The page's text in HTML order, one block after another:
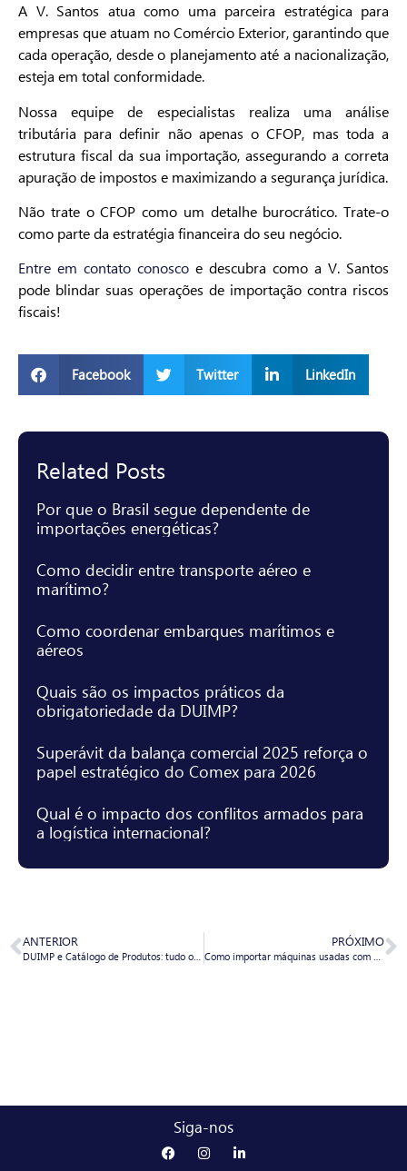
A V. Santos atua como uma parceira estratégica para
empresas que atuam no Comércio Exterior, garantindo que
cada operação, desde o planejamento até a nacionalização,
esteja em total conformidade.
Nossa equipe de especialistas realiza uma análise
tributária para definir não apenas o CFOP, mas toda a
estrutura fiscal da sua importação, assegurando a correta
apuração de impostos e maximizando a segurança jurídica.
Não trate o CFOP como um detalhe burocrático. Trate-o
como parte da estratégia financeira do seu negócio.
Entre em contato conosco e descubra como a V. Santos
pode blindar suas operações de importação contra riscos
fiscais!
Facebook Twitter LinkedIn
Related Posts
Por que o Brasil segue dependente de
importações energéticas?
Como decidir entre transporte aéreo e
marítimo?
Como coordenar embarques marítimos e
aéreos
Quais são os impactos práticos da
obrigatoriedade da DUIMP?
Superávit da balança comercial 2025 reforça o
papel estratégico do Comex para 2026
Qual é o impacto dos conflitos armados para
a logística internacional?
ANTERIOR PRÓXIMO
Siga-nos